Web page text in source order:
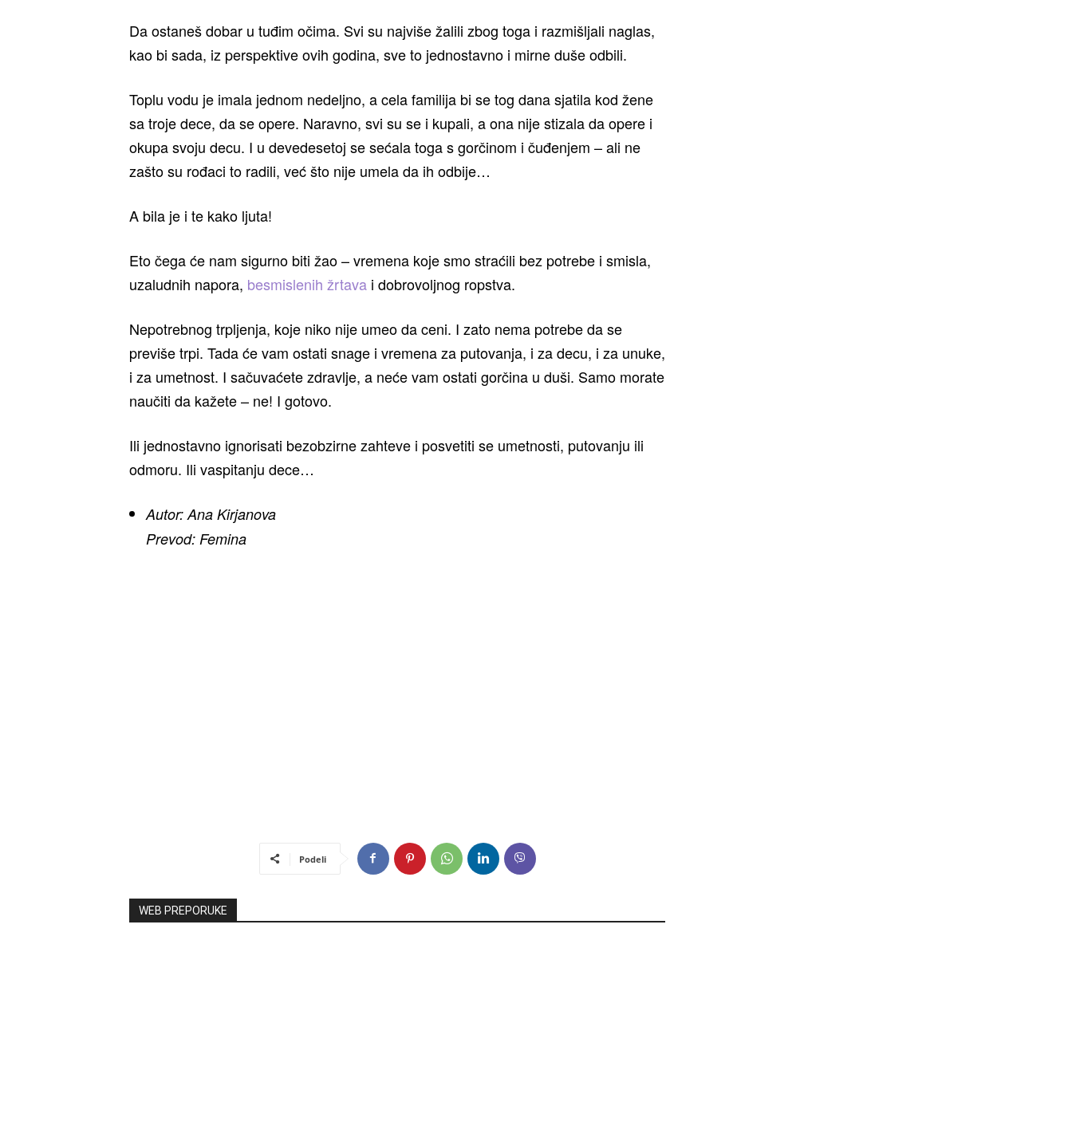
Da ostaneš dobar u tuđim očima. Svi su najviše žalili zbog toga i razmišljali naglas,
kao bi sada, iz perspektive ovih godina, sve to jednostavno i mirne duše odbili.
Toplu vodu je imala jednom nedeljno, a cela familija bi se tog dana sjatila kod žene
sa troje dece, da se opere. Naravno, svi su se i kupali, a ona nije stizala da opere i
okupa svoju decu. I u devedesetoj se sećala toga s gorčinom i čuđenjem – ali ne
zašto su rođaci to radili, već što nije umela da ih odbije…
A bila je i te kako ljuta!
Eto čega će nam sigurno biti žao – vremena koje smo straćili bez potrebe i smisla,
uzaludnih napora, besmislenih žrtava i dobrovoljnog ropstva.
Nepotrebnog trpljenja, koje niko nije umeo da ceni. I zato nema potrebe da se
previše trpi. Tada će vam ostati snage i vremena za putovanja, i za decu, i za unuke,
i za umetnost. I sačuvaćete zdravlje, a neće vam ostati gorčina u duši. Samo morate
naučiti da kažete – ne! I gotovo.
Ili jednostavno ignorisati bezobzirne zahteve i posvetiti se umetnosti, putovanju ili
odmoru. Ili vaspitanju dece…
Autor: Ana Kirjanova
Prevod: Femina
Podeli
WEB PREPORUKE